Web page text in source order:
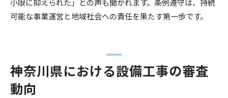
可能な事業運営と地域社会への責任を果たす第一歩です。
神奈川県における設備工事の審査
動向